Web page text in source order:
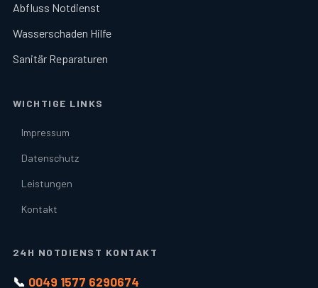
Abfluss Notdienst
Wasserschaden Hilfe
Sanitär Reparaturen
WICHTIGE LINKS
Impressum
Datenschutz
Leistungen
Kontakt
24H NOTDIENST KONTAKT
📞 0049 1577 6290674